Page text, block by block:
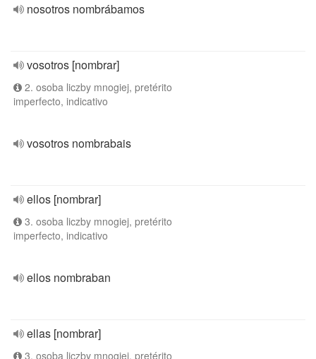
nosotros nombrábamos
vosotros [nombrar]
2. osoba liczby mnogiej, pretérito
imperfecto, indicativo
vosotros nombrabais
ellos [nombrar]
3. osoba liczby mnogiej, pretérito
imperfecto, indicativo
ellos nombraban
ellas [nombrar]
3. osoba liczby mnogiej, pretérito